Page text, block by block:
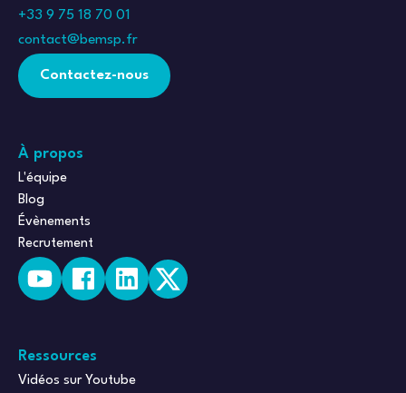
+33 9 75 18 70 01
contact@bemsp.fr
Contactez-nous
À propos
L'équipe
Blog
Évènements
Recrutement
Ressources
Vidéos sur Youtube